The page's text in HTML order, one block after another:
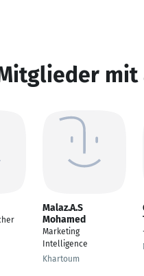
Malaz.A.S
Mohamed
Marketing
Intelligence
Khartoum